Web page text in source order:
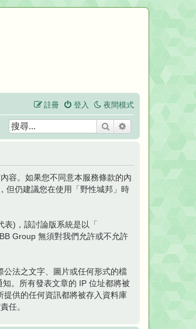
夜間模式
登入
註冊
搜尋
容。如果您不同意本服務條款的內
但仍建議您在使用「野性城邦」時
表)，該討論版系統是以「
Group 無須對我們允許或不允許
法之文字、圖片或任何形式的檔
。所有發表文章的 IP 位址都將被
供的任何資訊都將被存入資料庫
任。